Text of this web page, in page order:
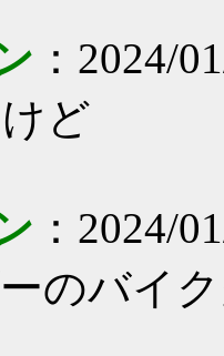
：2024/
ど
：2024/
のバイ